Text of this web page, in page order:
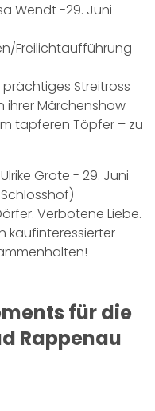
Wendt -29. Juni
Freilichtaufführung
Streitross
ihrer Märchenshow
tapferen Töpfer – zu
Grote - 29. Juni
Verbotene Liebe.
kaufinteressierter
für die
Rappenau